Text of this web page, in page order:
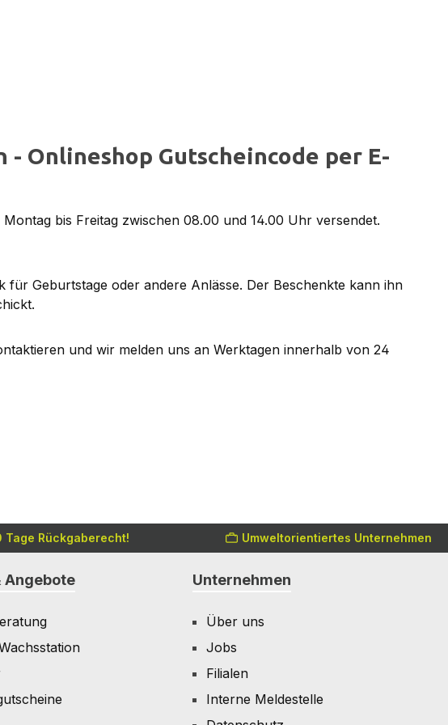
- Onlineshop Gutscheincode per E-
bis Freitag zwischen 08.00 und 14.00 Uhr versendet.
für Geburtstage oder andere Anlässe. Der Beschenkte kann ihn
und wir melden uns an Werktagen innerhalb von 24
Tage Rückgaberecht! Umweltorientiertes Unternehmen
Angebote Unternehmen
Über uns
Jobs
Filialen
Interne Meldestelle